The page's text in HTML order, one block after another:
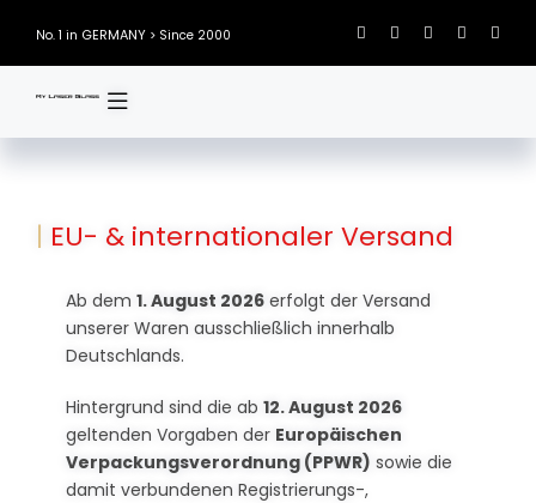
content
No. 1 in GERMANY > Since 2000
| EU- & internationaler Versand
Ab dem 1. August 2026erfolgt der Versand
unserer Waren ausschließlich innerhalb
Deutschlands.
Hintergrund sind die ab 12. August 2026
geltenden Vorgaben der Europäischen
Verpackungsverordnung (PPWR) sowie die
damit verbundenen Registrierungs-,